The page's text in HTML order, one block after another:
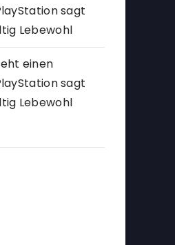
sagt
Lebewohl
einen
sagt
Lebewohl